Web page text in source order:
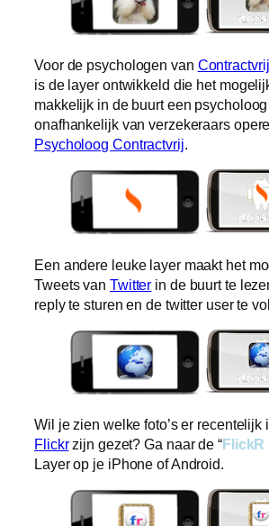
Voor de psychologen van
is de layer ontwikkeld die het
makkelijk in de buurt een
onafhankelijk van verzekeraars
Psycholoog Contractvrij.
Een andere leuke layer maakt het
Tweets van Twitter in de buurt te
reply te sturen en de twitter user te
Wil je zien welke foto’s er recentelijk
Flickrzijn gezet? Ga naar de “FlickR
Layer op je iPhone of Android.